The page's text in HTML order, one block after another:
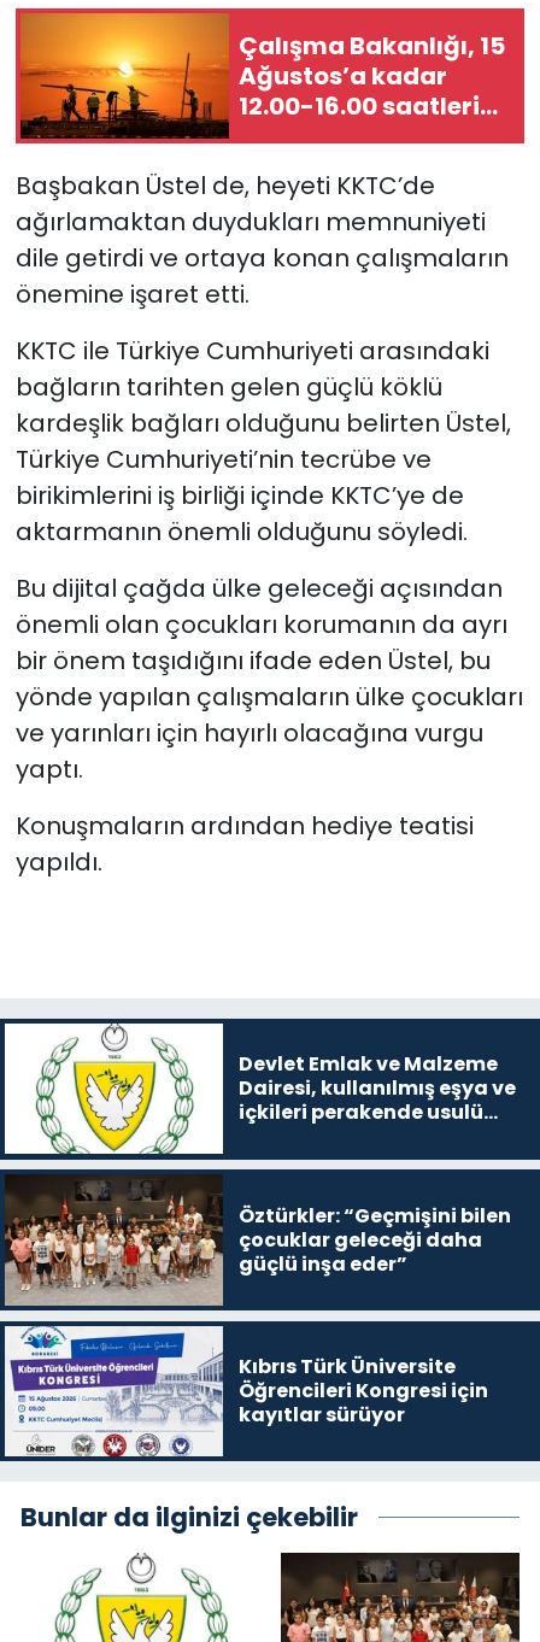
Çalışma Bakanlığı, 15
Ağustos’a kadar
12.00-16.00 saatleri
arasında güneş
yasakladı
Başbakan Üstel de, heyeti KKTC’de
ağırlamaktan duydukları memnuniyeti
dile getirdi ve ortaya konan çalışmaların
önemine işaret etti.
KKTC ile Türkiye Cumhuriyeti arasındaki
bağların tarihten gelen güçlü köklü
kardeşlik bağları olduğunu belirten Üstel,
Türkiye Cumhuriyeti’nin tecrübe ve
birikimlerini iş birliği içinde KKTC’ye de
aktarmanın önemli olduğunu söyledi.
Bu dijital çağda ülke geleceği açısından
önemli olan çocukları korumanın da ayrı
bir önem taşıdığını ifade eden Üstel, bu
yönde yapılan çalışmaların ülke çocukları
ve yarınları için hayırlı olacağına vurgu
yaptı.
Konuşmaların ardından hediye teatisi
yapıldı.
Devlet Emlak ve Malzeme
Dairesi, kullanılmış eşya ve
içkileri perakende usulü
Öztürkler: “Geçmişini bilen
çocuklar geleceği daha
güçlü inşa eder”
Kıbrıs Türk Üniversite
Öğrencileri Kongresi için
kayıtlar sürüyor
Bunlar da ilginizi çekebilir